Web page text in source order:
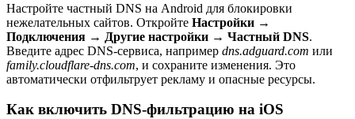
Настройте частный DNS на Android для блокировки
нежелательных сайтов. Откройте Настройки →
Подключения → Другие настройки → Частный DNS.
Введите адрес DNS-сервиса, например dns.adguard.com или
family.cloudflare-dns.com, и сохраните изменения. Это
автоматически отфильтрует рекламу и опасные ресурсы.
Как включить DNS-фильтрацию на iOS